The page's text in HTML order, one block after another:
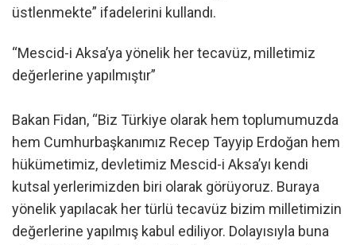
üstlenmekte” ifadelerini kullandı.
“Mescid-i Aksa’ya yönelik her tecavüz, milletimiz
değerlerine yapılmıştır”
Bakan Fidan, “Biz Türkiye olarak hem toplumumuzda
hem Cumhurbaşkanımız Recep Tayyip Erdoğan hem
hükümetimiz, devletimiz Mescid-i Aksa’yı kendi
kutsal yerlerimizden biri olarak görüyoruz. Buraya
yönelik yapılacak her türlü tecavüz bizim milletimizin
değerlerine yapılmış kabul ediliyor. Dolayısıyla buna